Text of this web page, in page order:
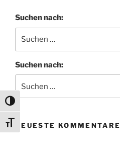
Umschalten auf hohe Kontraste
Schrift vergrößern
Suchen nach:
Suchen nach:
NEUESTE KOMMENTARE